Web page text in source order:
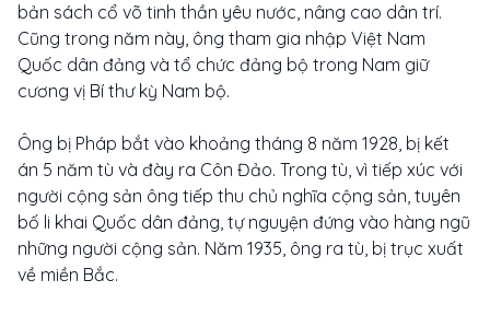
bản sách cổ võ tinh thần yêu nước, nâng cao dân trí.
Cũng trong năm này, ông tham gia nhập Việt Nam
Quốc dân đảng và tổ chức đảng bộ trong Nam giữ
cương vị Bí thư kỳ Nam bộ.
Ông bị Pháp bắt vào khoảng tháng 8 năm 1928, bị kết
án 5 năm tù và đày ra Côn Đảo. Trong tù, vì tiếp xúc với
người cộng sản ông tiếp thu chủ nghĩa cộng sản, tuyên
bố li khai Quốc dân đảng, tự nguyện đứng vào hàng ngũ
những người cộng sản. Năm 1935, ông ra tù, bị trục xuất
về miền Bắc.